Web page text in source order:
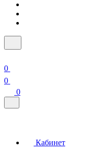
0
0
0
Кабинет